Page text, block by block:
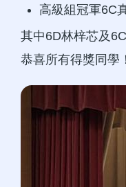
高級組冠軍6C
其中6D林梓芯及
恭喜所有得獎同學！